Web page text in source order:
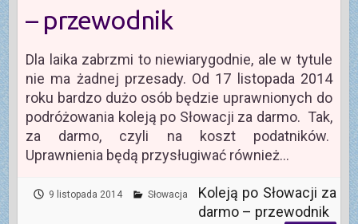
– przewodnik
Dla laika zabrzmi to niewiarygodnie, ale w tytule
nie ma żadnej przesady. Od 17 listopada 2014
roku bardzo dużo osób będzie uprawnionych do
podróżowania koleją po Słowacji za darmo. Tak,
za darmo, czyli na koszt podatników.
Uprawnienia będą przysługiwać również…
9 listopada 2014 Słowacja
Koleją po Słowacji za
darmo – przewodnik